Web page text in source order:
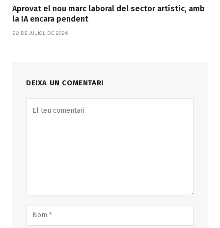
Aprovat el nou marc laboral del sector artístic, amb
la IA encara pendent
22 DE JULIOL DE 2026
DEIXA UN COMENTARI